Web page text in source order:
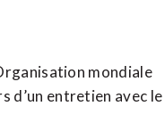
mondiale
d’un entretien avec le